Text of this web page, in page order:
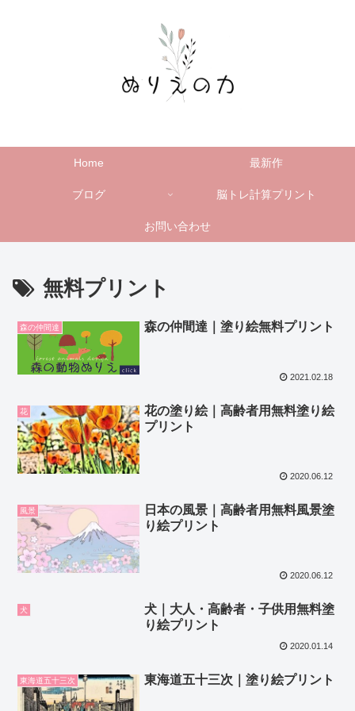
Home 最新作
ブログ 脳トレ計算プリント
お問い合わせ
無料プリント
森の仲間達 森の仲間達｜塗り絵無料プリント
2021.02.18
花
花の塗り絵｜高齢者用無料塗り絵
プリント
2020.06.12
風景
日本の風景｜高齢者用無料風景塗
り絵プリント
2020.06.12
犬
犬｜大人・高齢者・子供用無料塗
り絵プリント
2020.01.14
東海道五十三次 東海道五十三次｜塗り絵プリント